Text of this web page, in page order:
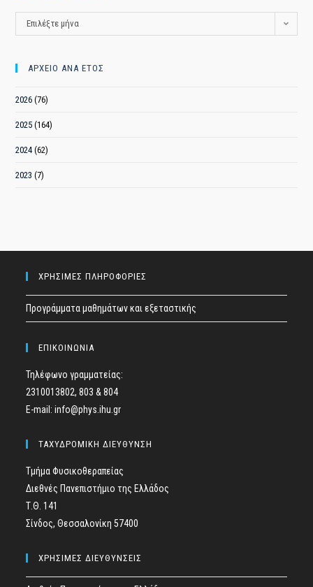
ΑΡΧΕΙΟ
ΑΝΑ
Επιλέξτε μήνα
ΑΡΧΕΙΟ ΑΝΑ ΕΤΟΣ
2026 (76)
2025 (164)
2024 (62)
2023 (7)
ΧΡΗΣΙΜΕΣ ΠΛΗΡΟΦΟΡΙΕΣ
Προγράμματα μαθημάτων και εξεταστικής
ΕΠΙΚΟΙΝΩΝΙΑ
Τηλέφωνο γραμματείας:
2310013802, 803 & 804
E-mail: info@phys.ihu.gr
ΤΑΧΥΔΡΟΜΙΚΗ ΔΙΕΥΘΥΝΣΗ
Τμήμα Φυσικοθεραπείας
Διεθνές Πανεπιστήμιο της Ελλάδος
Τ.Θ. 141
Σίνδος, Θεσσαλονίκη 57400
ΧΡΗΣΙΜΕΣ ΔΙΕΥΘΥΝΣΕΙΣ